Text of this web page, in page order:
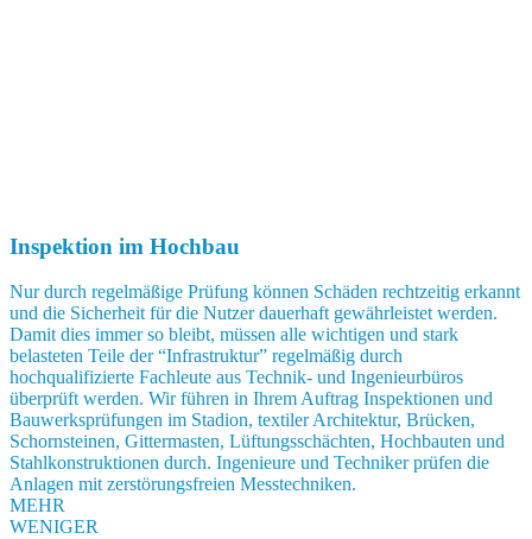
Inspektion im Hochbau
Nur durch regelmäßige Prüfung können Schäden rechtzeitig erkannt
und die Sicherheit für die Nutzer dauerhaft gewährleistet werden.
Damit dies immer so bleibt, müssen alle wichtigen und stark
belasteten Teile der “Infrastruktur” regelmäßig durch
hochqualifizierte Fachleute aus Technik- und Ingenieurbüros
überprüft werden. Wir führen in Ihrem Auftrag Inspektionen und
Bauwerksprüfungen im Stadion, textiler Architektur, Brücken,
Schornsteinen, Gittermasten, Lüftungsschächten, Hochbauten und
Stahlkonstruktionen durch. Ingenieure und Techniker prüfen die
Anlagen mit zerstörungsfreien Messtechniken.
MEHR
WENIGER